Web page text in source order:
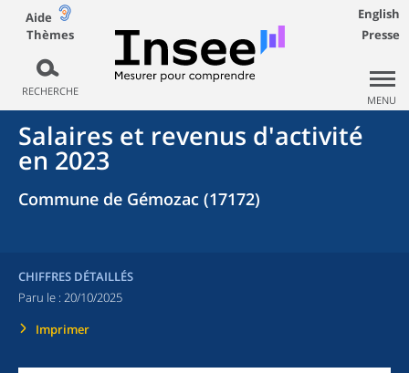
Aide
Thèmes
RECHERCHE
English
Presse
MENU
Salaires et revenus d'activité
en 2023
Commune de Gémozac (17172)
CHIFFRES DÉTAILLÉS
Paru le : 20/10/2025
Imprimer